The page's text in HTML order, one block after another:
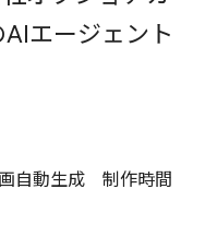
エージェント
自動生成 制作時間